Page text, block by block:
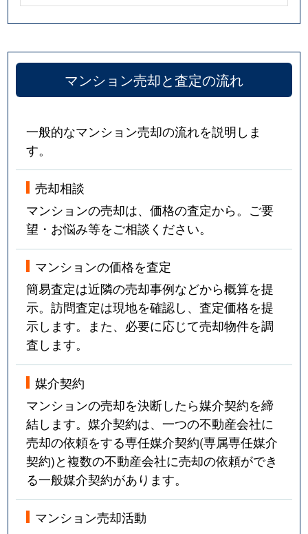
マンション売却と査定の流れ
一般的なマンション売却の流れを説明しま
す。
売却相談
マンションの売却は、価格の査定から。ご要
望・お悩み等をご相談ください。
マンションの価格を査定
簡易査定は近隣の売却事例などから概算を提
示。訪問査定は現地を確認し、査定価格を提
示します。また、必要に応じて売却物件を調
査します。
媒介契約
マンションの売却を決断したら媒介契約を締
結します。媒介契約は、一つの不動産会社に
売却の依頼をする専任媒介契約(専属専任媒介
契約)と複数の不動産会社に売却の依頼ができ
る一般媒介契約があります。
マンション売却活動